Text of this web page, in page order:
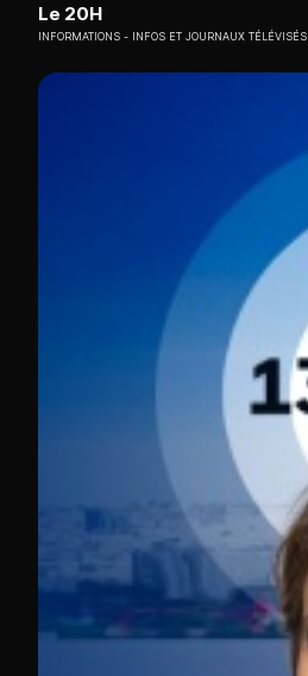
Le 20H
INFORMATIONS INFOS ET JOURNAUX TÉLÉVISÉS